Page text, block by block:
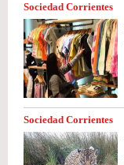
Sociedad Corrientes
Sociedad Corrientes